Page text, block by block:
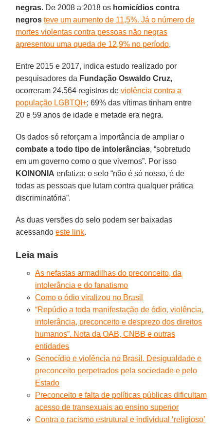
negras. De 2008 a 2018 os homicídios contra
negros teve um aumento de 11,5%. Já o número de
mortes violentas contra pessoas não negras
apresentou uma queda de 12,9% no período.
Entre 2015 e 2017, indica estudo realizado por
pesquisadores da Fundação Oswaldo Cruz,
ocorreram 24.564 registros deviolência contra a
população LGBTQI+; 69% das vítimas tinham entre
20 e 59 anos de idade e metade era negra.
Os dados só reforçam a importância de ampliar o
combate a todo tipo de intolerâncias, “sobretudo
em um governo como o que vivemos”. Por isso
KOINONIA enfatiza: o selo “não é só nosso, é de
todas as pessoas que lutam contra qualquer prática
discriminatória”.
As duas versões do selo podem ser baixadas
acessandoeste link.
Leia mais
As nefastas armadilhas do preconceito, da
intolerância e do fanatismo
Como o ódio viralizou no Brasil
“Repúdio a toda manifestação de ódio, violência,
intolerância, preconceito e desprezo dos direitos
humanos”. Nota da OAB, CNBB e outras
entidades
Genocídio e violência no Brasil. Desigualdade e
preconceito perpetrados pela sociedade e pelo
Estado
Preconceito e falta de políticas públicas dificultam
acesso de transexuais ao ensino superior
Contra o racismo estrutural e individual ‘religioso’